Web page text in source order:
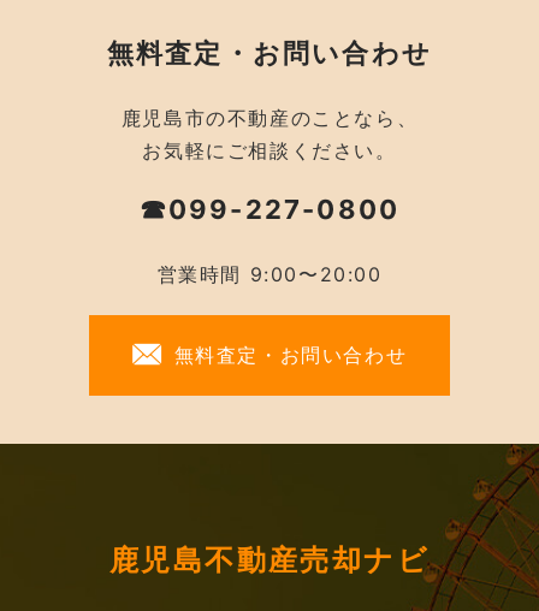
無料査定・お問い合わせ
鹿児島市の不動産のことなら、
お気軽にご相談ください。
☎099-227-0800
営業時間 9:00〜20:00
無料査定・お問い合わせ
鹿児島不動産売却ナビ